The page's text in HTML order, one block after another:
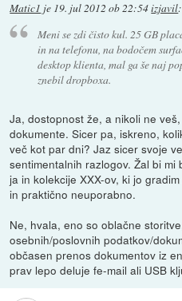
Matic1 je 19. jul 2012 ob 22:54izjavil:
Meni se zdi čisto kul. 25 GB
in na telefonu, na bodočem
desktop klienta, mal ga še naj
znebil dropboxa.
Ja, dostopnost že, a nikoli ne
dokumente. Sicer pa, iskreno,
več kot par dni? Jaz sicer svoje
sentimentalnih razlogov. Žal bi
ja in kolekcije XXX-ov, ki jo
in praktično neuporabno.
Ne, hvala, eno so oblačne
osebnih/poslovnih podatkov/
občasen prenos dokumentov iz
prav lepo deluje fe-mail ali USB